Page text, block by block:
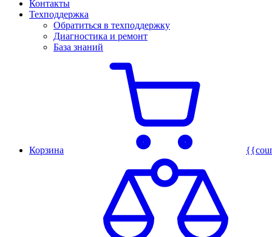
Контакты
Техподдержка
Обратиться в техподдержку
Диагностика и ремонт
База знаний
Корзина